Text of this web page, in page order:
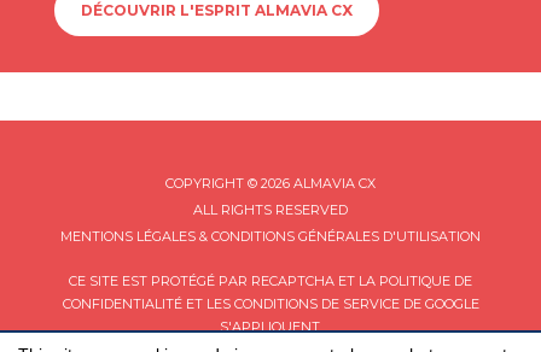
DÉCOUVRIR L'ESPRIT ALMAVIA CX
COPYRIGHT © 2026 ALMAVIA CX
ALL RIGHTS RESERVED
MENTIONS LÉGALES & CONDITIONS GÉNÉRALES D'UTILISATION
CE SITE EST PROTÉGÉ PAR RECAPTCHA ET LA POLITIQUE DE
CONFIDENTIALITÉET LES CONDITIONS DE SERVICEDE GOOGLE
S'APPLIQUENT.